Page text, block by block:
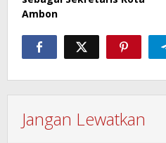
Ambon
Jangan Lewatkan